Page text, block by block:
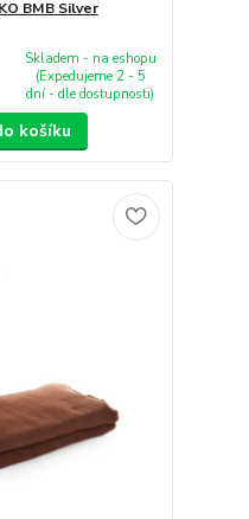
BMB Silver
Skladem - na eshopu
(Expedujeme 2 - 5
dní - dle dostupnosti)
košíku